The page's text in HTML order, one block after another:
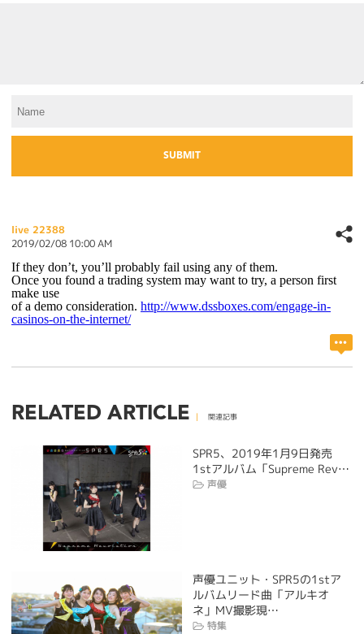
live 22388
2019/02/08 10:00 AM
If they don’t, you’ll probably fail using any of them.
Once you found a trading system may want to try, a person first
make use
of a demo consideration. http://www.dssboxes.com/engage-in-
casinos-on-the-internet/
RELATED ARTICLE 関連記事
SPR5、2019年1月9日発売
1stアルバム「Supreme Rev…
声優
声優ユニット・SPR5の1stア
ルバムリード曲「アルキオ
ネ」MV撮影現…
特集